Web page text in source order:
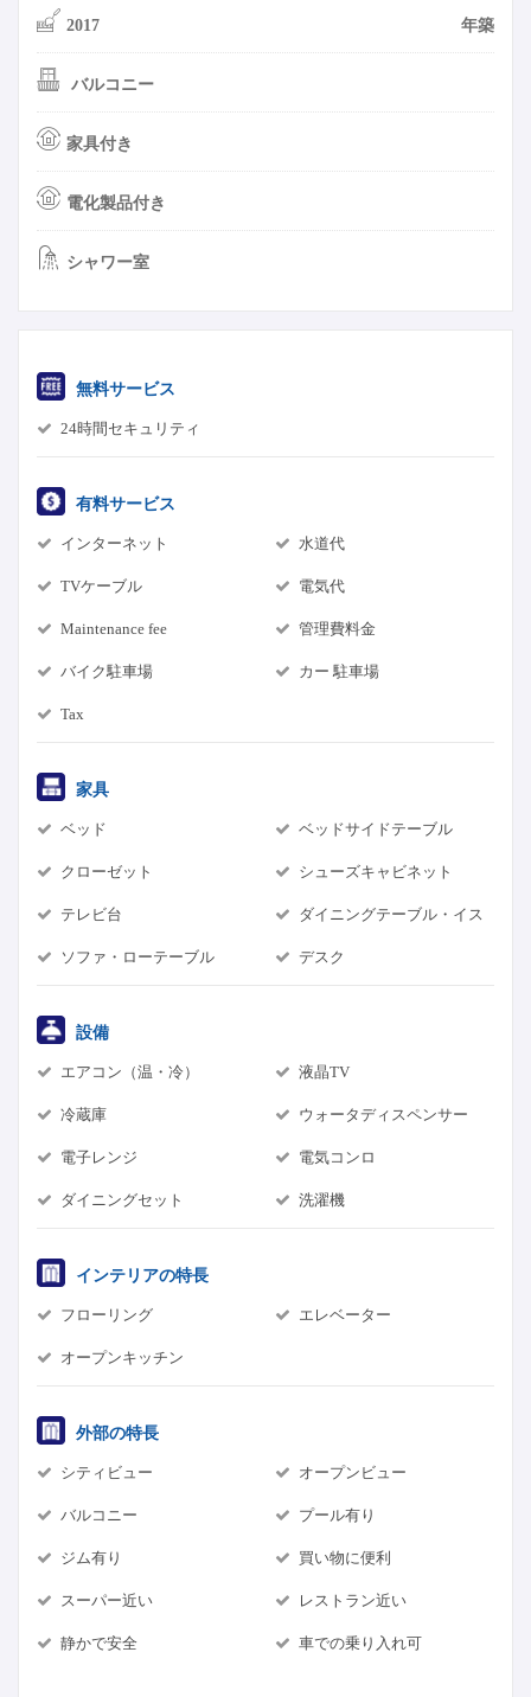
2017 年築
バルコニー
家具付き
電化製品付き
シャワー室
無料サービス
24時間セキュリティ
有料サービス
インターネット 水道代
TVケーブル 電気代
Maintenance fee 管理費料金
バイク駐車場 カー 駐車場
Tax
家具
ベッド ベッドサイドテーブル
クローゼット シューズキャビネット
テレビ台 ダイニングテーブル・イス
ソファ・ローテーブル デスク
設備
エアコン（温・冷） 液晶TV
冷蔵庫 ウォータディスペンサー
電子レンジ 電気コンロ
ダイニングセット 洗濯機
インテリアの特長
フローリング エレベーター
オープンキッチン
外部の特長
シティビュー オープンビュー
バルコニー プール有り
ジム有り 買い物に便利
スーパー近い レストラン近い
静かで安全 車での乗り入れ可